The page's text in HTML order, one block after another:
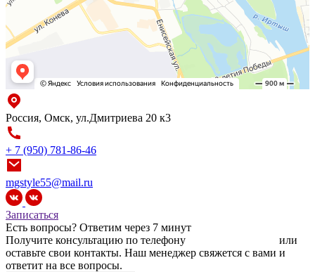
Россия, Омск, ул.Дмитриева 20 к3
+ 7 (950) 781-86-46
mgstyle55@mail.ru
Записаться
Есть вопросы? Ответим через 7 минут
Получите консультацию по телефону
или
оставьте свои контакты. Наш менеджер свяжется с вами и
ответит на все вопросы.